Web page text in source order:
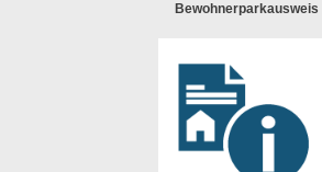
Bewohnerparkausweis